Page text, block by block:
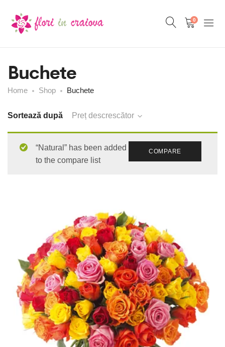
0
Buchete
Home Shop Buchete
Sortează după Preț descrescător
COMPARE
“Natural” has been added
to the compare list